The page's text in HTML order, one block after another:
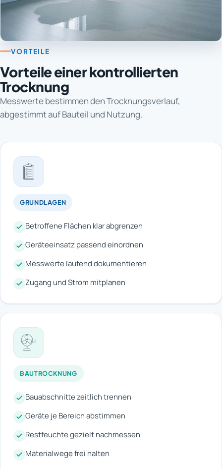
VORTEILE
Vorteile einer kontrollierten
Trocknung
Messwerte bestimmen den Trocknungsverlauf,
abgestimmt auf Bauteil und Nutzung.
GRUNDLAGEN
Betroffene Flächen klar abgrenzen
Geräteeinsatz passend einordnen
Messwerte laufend dokumentieren
Zugang und Strom mitplanen
BAUTROCKNUNG
Bauabschnitte zeitlich trennen
Geräte je Bereich abstimmen
Restfeuchte gezielt nachmessen
Materialwege frei halten